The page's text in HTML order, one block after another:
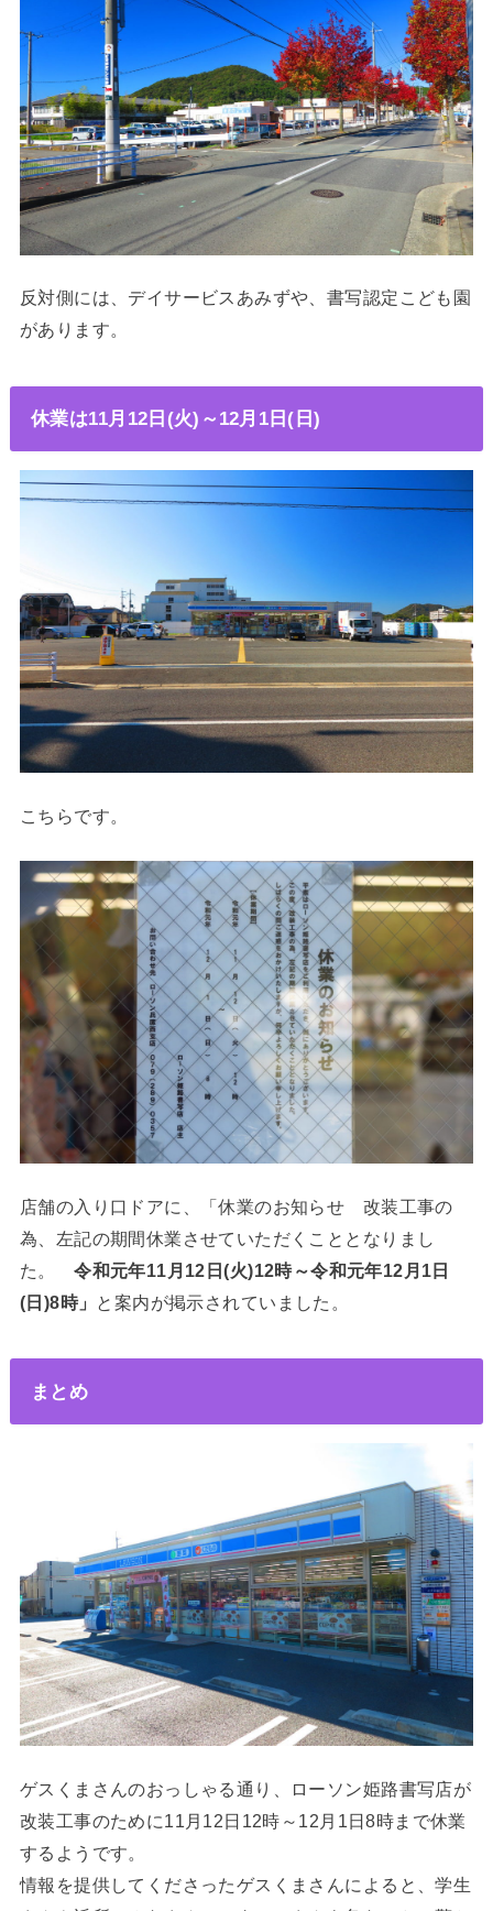
反対側には、デイサービスあみずや、書写認定こども園
があります。
休業は11月12日(火)～12月1日(日)
こちらです。
店舗の入り口ドアに、「休業のお知らせ 改装工事の
為、左記の期間休業させていただくこととなりまし
た。令和元年11月12日(火)12時～令和元年12月1日
(日)8時」 と案内が掲示されていました。
まとめ
ゲスくまさんのおっしゃる通り、ローソン姫路書写店が
改装工事のために11月12日12時～12月1日8時まで休業
するようです。
情報を提供してくださったゲスくまさんによると、学生